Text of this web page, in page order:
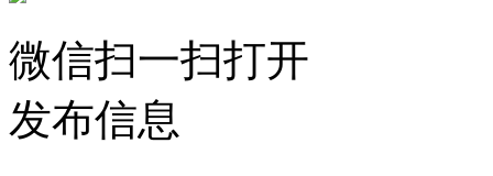
微信扫一扫打开
发布信息